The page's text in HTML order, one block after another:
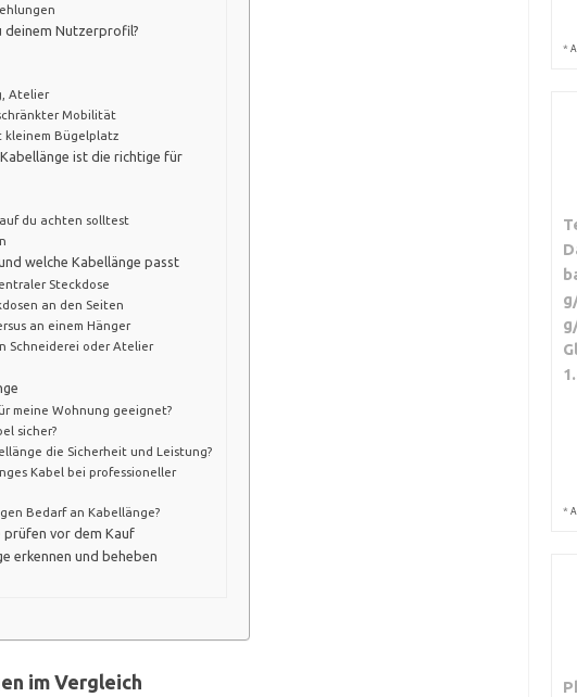
deinem Nutzerprofil?
Atelier
Mobilität
kleinem Bügelplatz
ist die richtige für
du achten solltest
welche Kabellänge passt
Steckdose
an den Seiten
an einem Hänger
Schneiderei oder Atelier
meine Wohnung geeignet?
sicher?
die Sicherheit und Leistung?
Kabel bei professioneller
Bedarf an Kabellänge?
prüfen vor dem Kauf
erkennen und beheben
im Vergleich
*
*